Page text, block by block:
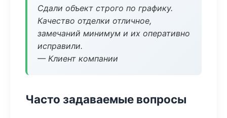
Сдали объект строго по графику.
Качество отделки отличное,
замечаний минимум и их оперативно
исправили.
— Клиент компании
Часто задаваемые вопросы